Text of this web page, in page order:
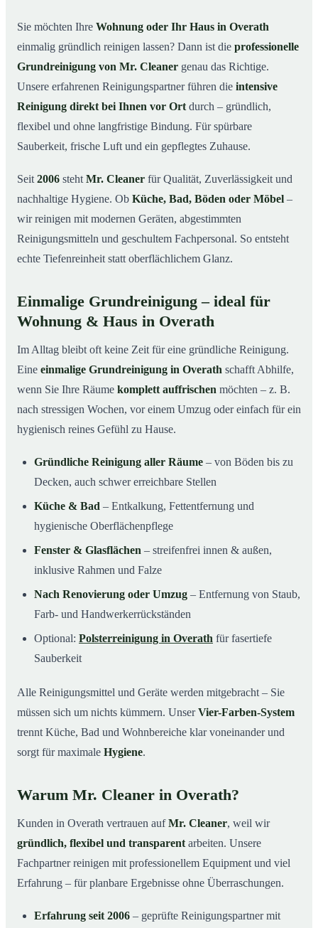
04 So läuft die Grundreinigung in Overath ab
05 Wann ist eine Grundreinigung sinnvoll?
06Grundreinigung in Overath & Umgebung
Jetzt kostenloses Angebot anfordern
Sie möchten Ihre Wohnung oder Ihr Haus in Overath
einmalig gründlich reinigen lassen? Dann ist die professionelle
Grundreinigung von Mr. Cleaner genau das Richtige.
Unsere erfahrenen Reinigungspartner führen die intensive
Reinigung direkt bei Ihnen vor Ort durch – gründlich,
flexibel und ohne langfristige Bindung. Für spürbare
Sauberkeit, frische Luft und ein gepflegtes Zuhause.
Seit 2006 steht Mr. Cleaner für Qualität, Zuverlässigkeit und
nachhaltige Hygiene. Ob Küche, Bad, Böden oder Möbel –
wir reinigen mit modernen Geräten, abgestimmten
Reinigungsmitteln und geschultem Fachpersonal. So entsteht
echte Tiefenreinheit statt oberflächlichem Glanz.
Einmalige Grundreinigung – ideal für
Wohnung & Haus in Overath
Im Alltag bleibt oft keine Zeit für eine gründliche Reinigung.
Eine einmalige Grundreinigung in Overath schafft Abhilfe,
wenn Sie Ihre Räume komplett auffrischen möchten – z. B.
nach stressigen Wochen, vor einem Umzug oder einfach für ein
hygienisch reines Gefühl zu Hause.
Gründliche Reinigung aller Räume – von Böden bis zu
Decken, auch schwer erreichbare Stellen
Küche & Bad – Entkalkung, Fettentfernung und
hygienische Oberflächenpflege
Fenster & Glasflächen – streifenfrei innen & außen,
inklusive Rahmen und Falze
Nach Renovierung oder Umzug – Entfernung von Staub,
Farb- und Handwerkerrückständen
Optional: Polsterreinigung in Overath für fasertiefe
Sauberkeit
Alle Reinigungsmittel und Geräte werden mitgebracht – Sie
müssen sich um nichts kümmern. UnserVier-Farben-System
trennt Küche, Bad und Wohnbereiche klar voneinander und
sorgt für maximale Hygiene.
Warum Mr. Cleaner in Overath?
Kunden in Overath vertrauen aufMr. Cleaner, weil wir
gründlich, flexibel und transparent arbeiten. Unsere
Fachpartner reinigen mit professionellem Equipment und viel
Erfahrung – für planbare Ergebnisse ohne Überraschungen.
Erfahrung seit 2006 – geprüfte Reinigungspartner mit